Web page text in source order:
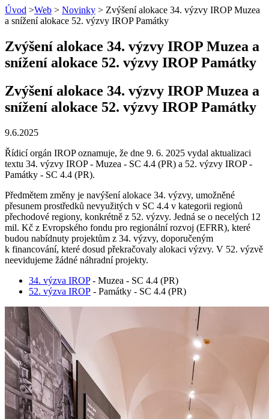
Úvod >Web > Novinky > Zvýšení alokace 34. výzvy IROP Muzea
a snížení alokace 52. výzvy IROP Památky
Zvýšení alokace 34. výzvy IROP Muzea a
snížení alokace 52. výzvy IROP Památky
Zvýšení alokace 34. výzvy IROP Muzea a
snížení alokace 52. výzvy IROP Památky
9.6.2025
Řídicí orgán IROP oznamuje, že dne 9. 6. 2025 vydal aktualizaci
textu 34. výzvy IROP - Muzea - SC 4.4 (PR) a 52. výzvy IROP -
Památky - SC 4.4 (PR).
Předmětem změny je navýšení alokace 34. výzvy, umožněné
přesunem prostředků nevyužitých v SC 4.4 v kategorii regionů
přechodové regiony, konkrétně z 52. výzvy. Jedná se o necelých 12
mil. Kč z Evropského fondu pro regionální rozvoj (EFRR), které
budou nabídnuty projektům z 34. výzvy, doporučeným
k financování, které dosud překračovaly alokaci výzvy. V 52. výzvě
neevidujeme žádné náhradní projekty.
34. výzva IROP- Muzea - SC 4.4 (PR)
52. výzva IROP - Památky - SC 4.4 (PR)